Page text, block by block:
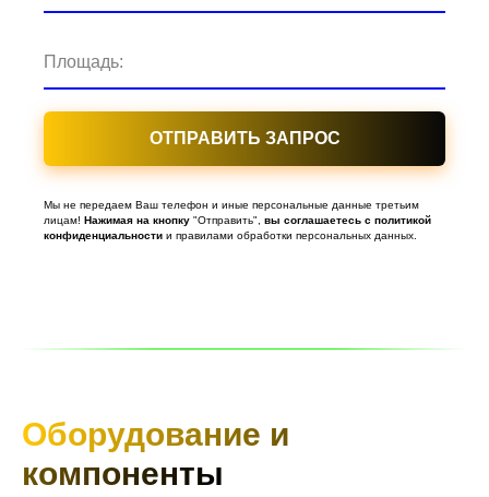
Площадь:
ОТПРАВИТЬ ЗАПРОС
Мы не передаем Ваш телефон и иные персональные данные третьим
лицам! Нажимая на кнопку "Отправить", вы соглашаетесь с политикой
конфиденциальности и правилами обработки персональных данных.
Оборудование и
компоненты